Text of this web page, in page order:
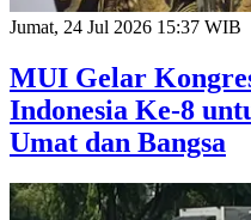
Jumat, 24 Jul 2026 15:37 WIB
MUI Gelar
Indonesia Ke-8
Umat dan Bangsa